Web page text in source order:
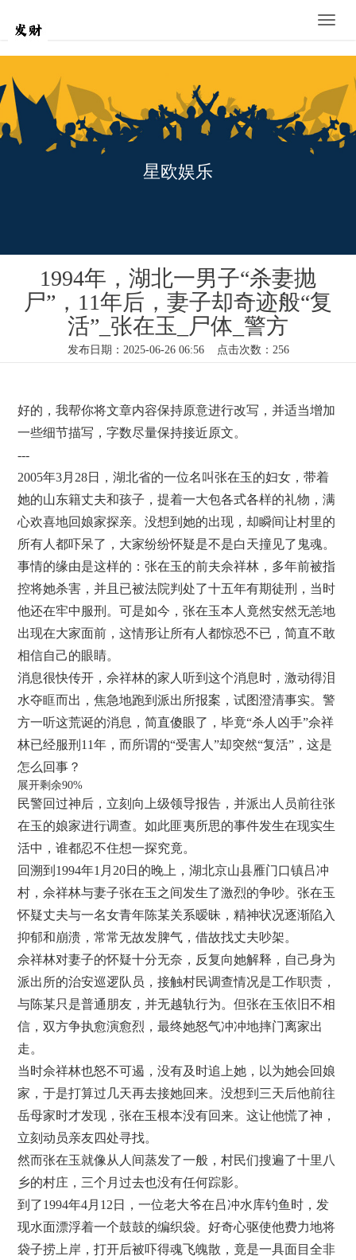
Toggle
星欧娱乐
1994年，湖北一男子“杀妻抛
尸”，11年后，妻子却奇迹般“复
活”_张在玉_尸体_警方
发布日期：2025-06-26 06:56 点击次数：256
好的，我帮你将文章内容保持原意进行改写，并适当增加
一些细节描写，字数尽量保持接近原文。
---
2005年3月28日，湖北省的一位名叫张在玉的妇女，带着
她的山东籍丈夫和孩子，提着一大包各式各样的礼物，满
心欢喜地回娘家探亲。没想到她的出现，却瞬间让村里的
所有人都吓呆了，大家纷纷怀疑是不是白天撞见了鬼魂。
事情的缘由是这样的：张在玉的前夫佘祥林，多年前被指
控将她杀害，并且已被法院判处了十五年有期徒刑，当时
他还在牢中服刑。可是如今，张在玉本人竟然安然无恙地
出现在大家面前，这情形让所有人都惊恐不已，简直不敢
相信自己的眼睛。
消息很快传开，佘祥林的家人听到这个消息时，激动得泪
水夺眶而出，焦急地跑到派出所报案，试图澄清事实。警
方一听这荒诞的消息，简直傻眼了，毕竟“杀人凶手”佘祥
林已经服刑11年，而所谓的“受害人”却突然“复活”，这是
怎么回事？
展开剩余90%
民警回过神后，立刻向上级领导报告，并派出人员前往张
在玉的娘家进行调查。如此匪夷所思的事件发生在现实生
活中，谁都忍不住想一探究竟。
回溯到1994年1月20日的晚上，湖北京山县雁门口镇吕冲
村，佘祥林与妻子张在玉之间发生了激烈的争吵。张在玉
怀疑丈夫与一名女青年陈某关系暧昧，精神状况逐渐陷入
抑郁和崩溃，常常无故发脾气，借故找丈夫吵架。
佘祥林对妻子的怀疑十分无奈，反复向她解释，自己身为
派出所的治安巡逻队员，接触村民调查情况是工作职责，
与陈某只是普通朋友，并无越轨行为。但张在玉依旧不相
信，双方争执愈演愈烈，最终她怒气冲冲地摔门离家出
走。
当时佘祥林也怒不可遏，没有及时追上她，以为她会回娘
家，于是打算过几天再去接她回来。没想到三天后他前往
岳母家时才发现，张在玉根本没有回来。这让他慌了神，
立刻动员亲友四处寻找。
然而张在玉就像从人间蒸发了一般，村民们搜遍了十里八
乡的村庄，三个月过去也没有任何踪影。
到了1994年4月12日，一位老大爷在吕冲水库钓鱼时，发
现水面漂浮着一个鼓鼓的编织袋。好奇心驱使他费力地将
袋子捞上岸，打开后被吓得魂飞魄散，竟是一具面目全非